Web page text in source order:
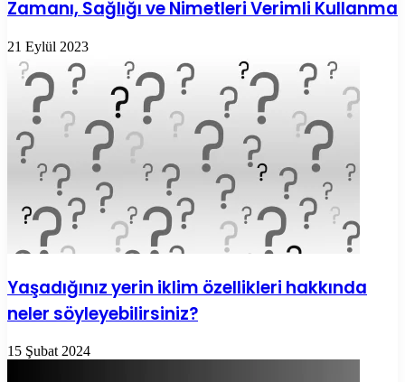
Zamanı, Sağlığı ve Nimetleri Verimli Kullanma
21 Eylül 2023
Yaşadığınız yerin iklim özellikleri hakkında
neler söyleyebilirsiniz?
15 Şubat 2024